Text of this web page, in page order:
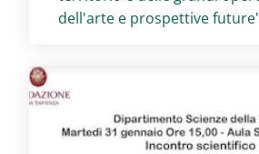
dell'arte e prospettive